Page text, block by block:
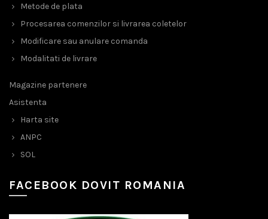
Metode de plata
Procesarea comenzilor si livrarea coletelor
Modificare sau anulare comanda
Modalitati de livrare
Magazine partenere
Asistenta
Harta site
ANPC
SOL
FACEBOOK DOVIT ROMANIA